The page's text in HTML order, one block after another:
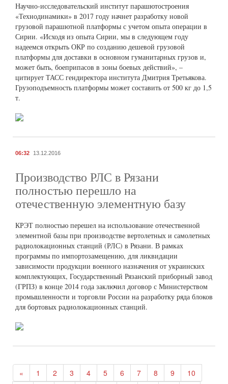
Научно-исследовательский институт парашютостроения
«Технодинамики» в 2017 году начнет разработку новой
грузовой парашютной платформы с учетом опыта операции в
Сирии. «Исходя из опыта Сирии, мы в следующем году
надеемся открыть ОКР по созданию дешевой грузовой
платформы для доставки в основном гуманитарных грузов и,
может быть, боеприпасов в зоны боевых действий», –
цитирует ТАСС гендиректора института Дмитрия Третьякова.
Грузоподъемность платформы может составить от 500 кг до 1,5
т.
06:32 13.12.2016
Производство РЛС в Рязани
полностью перешло на
отечественную элементную базу
КРЭТ полностью перешел на использование отечественной
элементной базы при производстве вертолетных и самолетных
радиолокационных станций (РЛС) в Рязани. В рамках
программы по импортозамещению, для ликвидации
зависимости продукции военного назначения от украинских
комплектующих, Государственный Рязанский приборный завод
(ГРПЗ) в конце 2014 года заключил договор с Министерством
промышленности и торговли России на разработку ряда блоков
для бортовых радиолокационных станций.
« 1 2 3 4 5 6 7 8 9
10